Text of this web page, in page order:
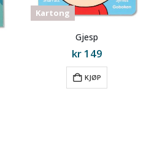
Kartong
Gjesp
kr149
KJØP